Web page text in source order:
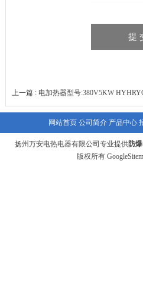
上一篇 : 电加热器型号:380V5KW
网站首页 公司简介 产品中心
扬州万安电热电器有限公司专业提供防
版权所有